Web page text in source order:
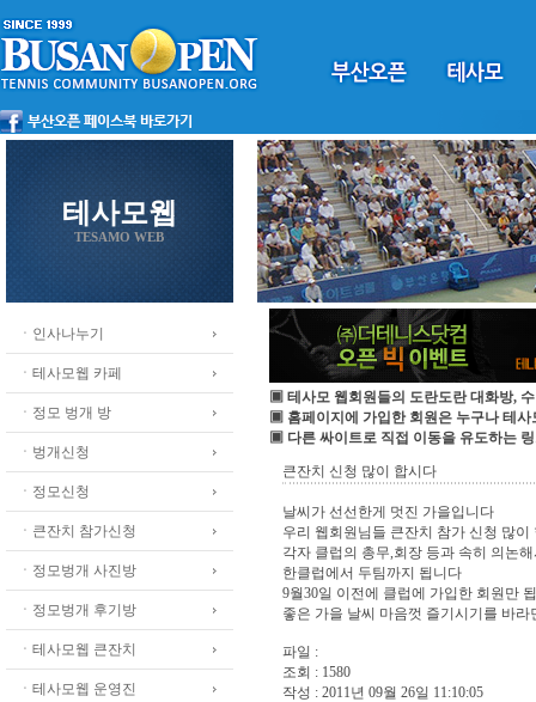
테사모웹
TESAMO WEB
ㆍ인사나누기
ㆍ테사모웹 카페
ㆍ정모 벙개 방
ㆍ벙개신청
ㆍ정모신청
ㆍ큰잔치 참가신청
ㆍ정모벙개 사진방
ㆍ정모벙개 후기방
ㆍ테사모웹 큰잔치
ㆍ테사모웹 운영진
▣ 테사모 웹회원들의 도란도란 대화방,
▣ 홈페이지에 가입한 회원은 누구나 테사
▣ 다른 싸이트로 직접 이동을 유도하는
큰잔치 신청 많이 합시다
날씨가 선선한게 멋진 가을입니다
우리 웹회원님들 큰잔치 참가 신청 많이
각자 클럽의 총무,회장 등과 속히 의논
한클럽에서 두팀까지 됩니다
9월30일 이전에 클럽에 가입한 회원만
좋은 가을 날씨 마음껏 즐기시기를 바라
파일 :
조회 : 1580
작성 : 2011년 09월 26일 11:10:05